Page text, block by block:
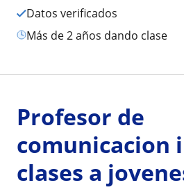
Datos verificados
más de 2 años dando clase
Profesor de
comunicacion
clases a